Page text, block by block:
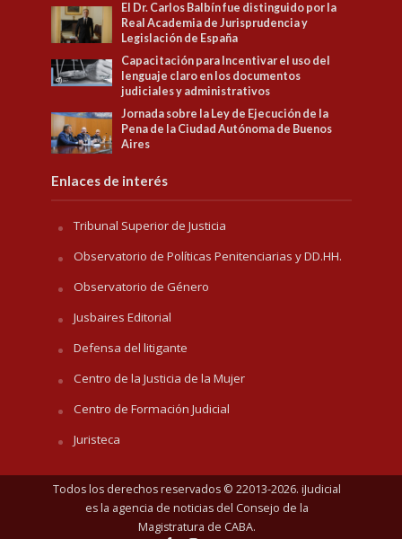
El Dr. Carlos Balbín fue distinguido por la
Real Academia de Jurisprudencia y
Legislación de España
Capacitación para Incentivar el uso del
lenguaje claro en los documentos
judiciales y administrativos
Jornada sobre la Ley de Ejecución de la
Pena de la Ciudad Autónoma de Buenos
Aires
Enlaces de interés
Tribunal Superior de Justicia
Observatorio de Políticas Penitenciarias y DD.HH.
Observatorio de Género
Jusbaires Editorial
Defensa del litigante
Centro de la Justicia de la Mujer
Centro de Formación Judicial
Juristeca
Todos los derechos reservados © 22013-2026. iJudicial
es la agencia de noticias del Consejo de la
Magistratura de CABA.